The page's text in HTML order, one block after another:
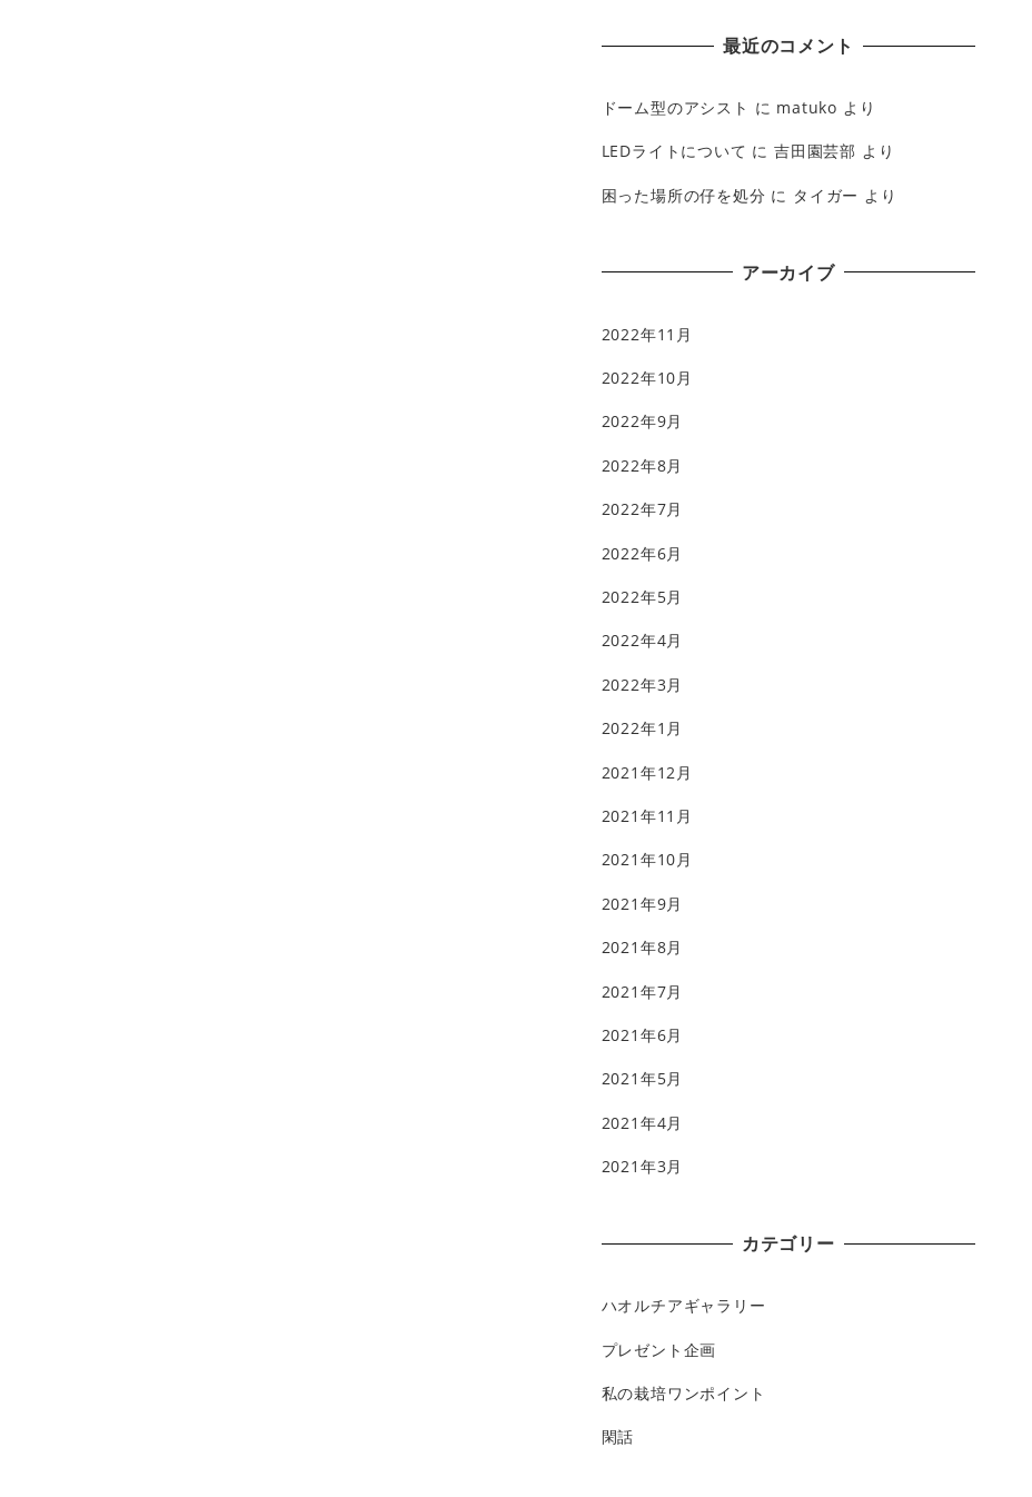
最近のコメント
ドーム型のアシスト に matuko より
LEDライトについて に吉田園芸部 より
困った場所の仔を処分 に タイガー より
アーカイブ
2022年11月
2022年10月
2022年9月
2022年8月
2022年7月
2022年6月
2022年5月
2022年4月
2022年3月
2022年1月
2021年12月
2021年11月
2021年10月
2021年9月
2021年8月
2021年7月
2021年6月
2021年5月
2021年4月
2021年3月
カテゴリー
ハオルチアギャラリー
プレゼント企画
私の栽培ワンポイント
閑話